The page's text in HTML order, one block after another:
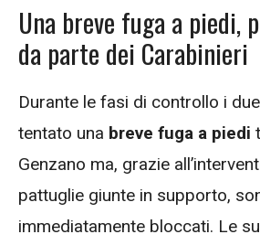
Una breve fuga a piedi,
da parte dei Carabinieri
Durante le fasi di controllo i
tentato una breve fuga a piedi
Genzano ma, grazie
pattuglie giunte in supporto,
immediatamente bloccati. Le